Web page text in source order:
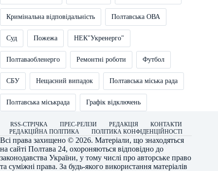
Кримінальна відповідальність Полтавська ОВА
Суд Пожежа НЕК"Укренерго"
Полтаваобленерго Ремонтні роботи Футбол
СБУ Нещасний випадок Полтавська міська рада
Полтавська міськрада Графік відключень
RSS-СТРІЧКА ПРЕС-РЕЛІЗИ РЕДАКЦІЯ
КОНТАКТИ
РЕДАКЦІЙНА ПОЛІТИКА
ПОЛІТИКА КОНФІДЕНЦІЙНОСТІ
Всі права захищено © 2026. Матеріали, що знаходяться
на сайті Полтава 24, охороняються відповідно до
законодавства України, у тому числі про авторське право
та суміжні права. За будь-якого використання матеріалів